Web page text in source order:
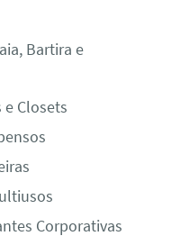
Bartira e
e Closets
Corporativas